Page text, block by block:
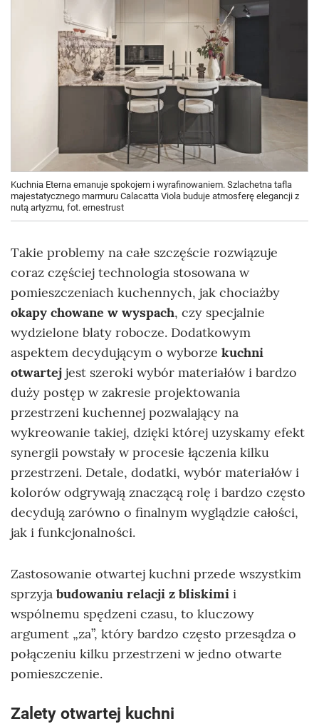
Kuchnia Eterna emanuje spokojem i wyrafinowaniem. Szlachetna tafla
majestatycznego marmuru Calacatta Viola buduje atmosferę elegancji z
nutą artyzmu, fot. ernestrust
Takie problemy na całe szczęście rozwiązuje
coraz częściej technologia stosowana w
pomieszczeniach kuchennych, jak chociażby
okapy chowane w wyspach, czy specjalnie
wydzielone blaty robocze. Dodatkowym
aspektem decydującym o wyborze kuchni
otwartej jest szeroki wybór materiałów i bardzo
duży postęp w zakresie projektowania
przestrzeni kuchennej pozwalający na
wykreowanie takiej, dzięki której uzyskamy efekt
synergii powstały w procesie łączenia kilku
przestrzeni. Detale, dodatki, wybór materiałów i
kolorów odgrywają znaczącą rolę i bardzo często
decydują zarówno o finalnym wyglądzie całości,
jak i funkcjonalności.
Zastosowanie otwartej kuchni przede wszystkim
sprzyja budowaniu relacji z bliskimi i
wspólnemu spędzeni czasu, to kluczowy
argument „za”, który bardzo często przesądza o
połączeniu kilku przestrzeni w jedno otwarte
pomieszczenie.
Zalety otwartej kuchni